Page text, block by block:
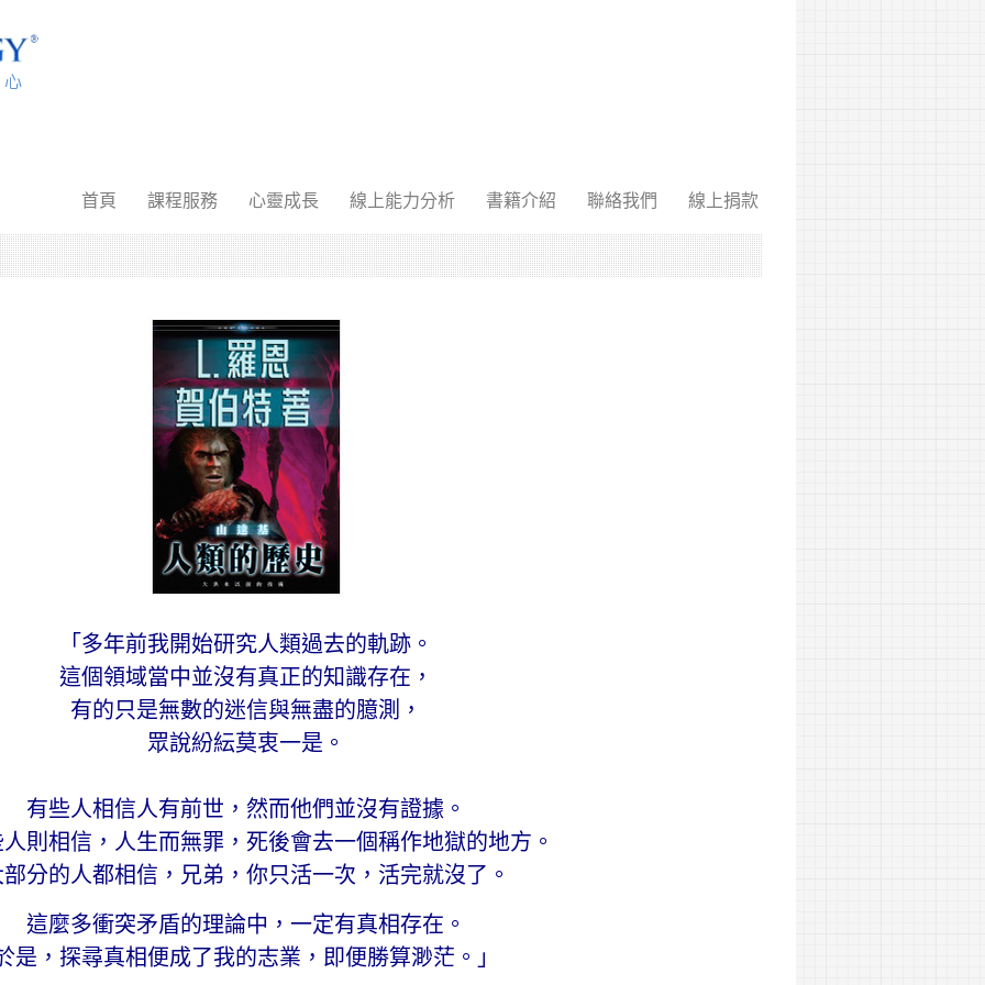
首頁 課程服務 心靈成長 線上能力分析 書籍介紹 聯絡我們 線上捐款
「多年前我開始研究人類過去的軌跡。
這個領域當中並沒有真正的知識存在，
有的只是無數的迷信與無盡的臆測，
眾說紛紜莫衷一是。
有些人相信人有前世，然而他們並沒有證據。
則相信，人生而無罪，死後會去一個稱作地獄的地方。
分的人都相信，兄弟，你只活一次，活完就沒了。
這麼多衝突矛盾的理論中，一定有真相存在。
是，探尋真相便成了我的志業，即便勝算渺茫。」